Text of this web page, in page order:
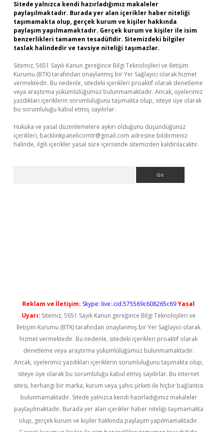
Sitede yalnızca kendi hazırladığımız makaleler
paylaşılmaktadır. Burada yer alan içerikler haber niteliği
taşımamakta olup, gerçek kurum ve kişiler hakkında
paylaşım yapılmamaktadır. Gerçek kurum ve kişiler ile isim
benzerlikleri tamamen tesadüfidir. Sitemizdeki bilgiler
taslak halindedir ve tavsiye niteliği taşımazlar.
Sitemiz, 5651 Sayılı Kanun gereğince Bilgi Teknolojileri ve İletişim
Kurumu (BTK) tarafından onaylanmış bir Yer Sağlayıcı olarak hizmet
vermektedir. Bu nedenle, sitedeki içerikleri proaktif olarak denetleme
veya araştırma yükümlülüğümüz bulunmamaktadır. Ancak, üyelerimiz
yazdıkları içeriklerin sorumluluğunu taşımakta olup, siteye üye olarak
bu sorumluluğu kabul etmiş sayılırlar.
Hukuka ve yasal düzenlemelere aykırı olduğunu düşündüğünüz
içerikleri, backlinkpanelicomtr@gmail.com adresine bildirmeniz
halinde, ilgili içerikler yasal süre içerisinde sitemizden kaldırılacaktır.
Reklam ve İletişim: Skype: live:.cid.575569c608265c69Yasal
Uyarı: Sitemiz, 5651 Sayılı Kanun gereğince Bilgi Teknolojileri ve
İletişim Kurumu (BTK) tarafından onaylanmış bir Yer Sağlayıcı olarak
hizmet vermektedir. Bu nedenle, sitedeki içerikleri proaktif olarak
denetleme veya araştırma yükümlülüğümüz bulunmamaktadır.
Ancak, üyelerimiz yazdıkları içeriklerin sorumluluğunu taşımakta olup,
siteye üye olarak bu sorumluluğu kabul etmiş sayılırlar. Bu internet
sitesi, herhangi bir marka, kurum veya şahıs şirketi ile hiçbir bağlantısı
bulunmamaktadır. Sitede yalnızca kendi hazırladığımız makaleler
paylaşılmaktadır. Burada yer alan içerikler haber niteliği taşımamakta
olup, gerçek kurum ve kişiler hakkında paylaşım yapılmamaktadır.